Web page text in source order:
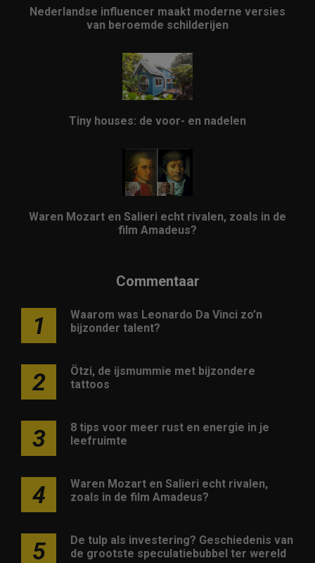
Nederlandse influencer maakt moderne versies
van beroemde schilderijen
Tiny houses: de voor- en nadelen
Waren Mozart en Salieri echt rivalen, zoals in de
film Amadeus?
Commentaar
1
Waarom was Leonardo Da Vinci zo’n
bijzonder talent?
2
Ötzi, de ijsmummie met bijzondere
tattoos
3
8 tips voor meer rust en energie in je
leefruimte
4
Waren Mozart en Salieri echt rivalen,
zoals in de film Amadeus?
5
De tulp als investering? Geschiedenis van
de grootste speculatiebubbel ter wereld